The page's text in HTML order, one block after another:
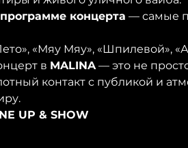
концерта — самые
«Мяу Мяу», «Шпилевой»,
в MALINA — это не
контакт с публикой и
UP & SHOW